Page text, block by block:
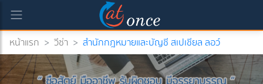
หน้าแรก > วีซ่า > สำนักกฎหมายและบัญชี สเปเชียล ลอว์